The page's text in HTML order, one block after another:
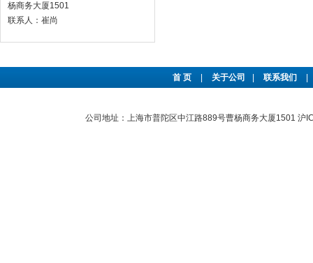
杨商务大厦1501
联系人：崔尚
首 页 关于公司 联系我们
公司地址：上海市普陀区中江路889号曹杨商务大厦1501 沪